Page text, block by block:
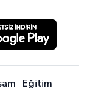
Eğitim